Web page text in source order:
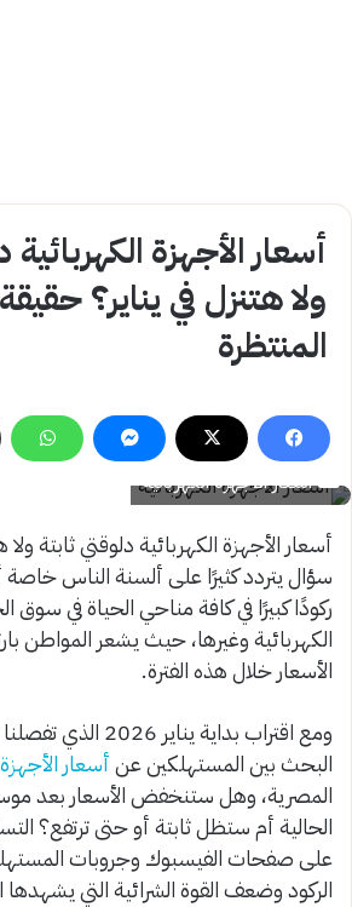
أسعار الأجهزة الكهربائية
ولا هتنزل في يناير؟
المنتظرة
أسعار الأجهزة الكهربائية
أسعار الأجهزة الكهربائية دلوقتي ثابتة ولا
سؤال يتردد كثيرًا على ألسنة الناس
ركودًا كبيرًا في كافة مناحي الحياة في
الكهربائية وغيرها، حيث يشعر المواطن
الأسعار خلال هذه الفترة.
ومع اقتراب بداية
البحث بين المستهلكين عنأسعار
المصرية، وهل ستنخفض الأسعار بعد
الحالية أم ستظل ثابتة أو حتى ترتفع؟
على صفحات الفيسبوك وجروبات
الركود وضعف القوة الشرائية التي